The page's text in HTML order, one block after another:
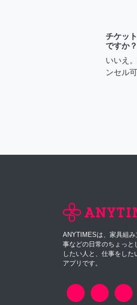
チケッ
ですか？
いいえ
ンセル
ANYTIMESは、家具組
事などの日常のちょっと
したい人と、仕事をした
アプリです。